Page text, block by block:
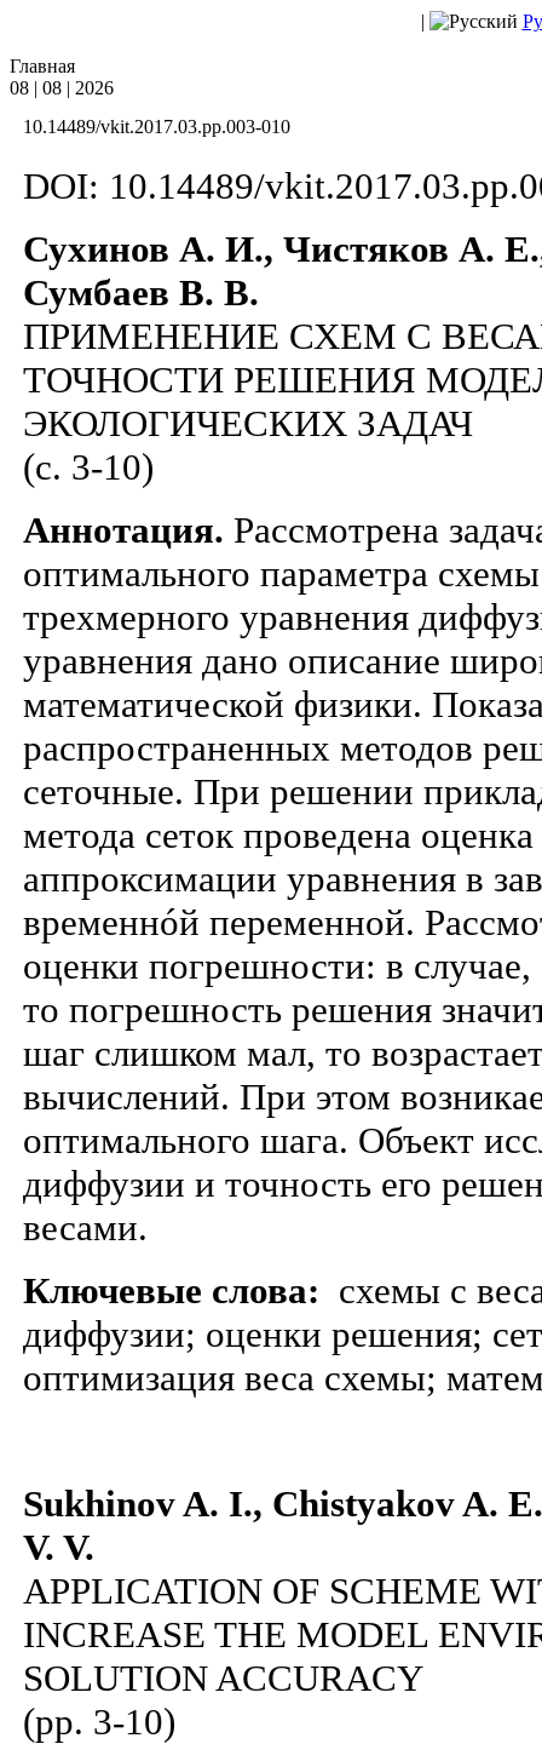
|
Главная
08 | 08 | 2026
10.14489/vkit.2017.03.pp.003-010
DOI: 10.14489/
Сухинов А. И., Чистяков А.
Сумбаев В. В.
ПРИМЕНЕНИЕ СХЕМ С
ТОЧНОСТИ РЕШЕНИЯ
ЭКОЛОГИЧЕСКИХ ЗАДАЧ
(c. 3-10)
Аннотация. Рассмотрена
оптимального параметра
трехмерного уравнения
уравнения дано описание
математической физики.
распространенных методов
сеточные. При решении
метода сеток проведена
аппроксимации уравнения в
временнóй переменной.
оценки погрешности: в
то погрешность решения
шаг слишком мал, то
вычислений. При этом
оптимального шага. Объект
диффузии и точность его
весами.
Ключевые слова: схемы с
диффузии; оценки решения;
оптимизация веса схемы;
Sukhinov A. I., Chistyakov A.
V. V.
APPLICATION OF SCHEME
INCREASE THE MODEL
SOLUTION ACCURACY
(pp. 3-10)